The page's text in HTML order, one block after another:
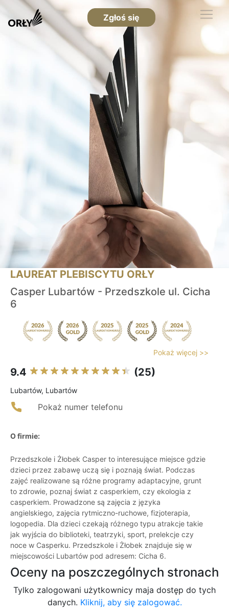
Zgłoś się
LAUREAT PLEBISCYTU ORŁY
Casper Lubartów - Przedszkole ul. Cicha
6
Pokaż więcej >>
9.4 (25)
Lubartów, Lubartów
Pokaż numer telefonu
O firmie:
Przedszkole i Żłobek Casper to interesujące miejsce gdzie
dzieci przez zabawę uczą się i poznają świat. Podczas
zajęć realizowane są różne programy adaptacyjne, grunt
to zdrowie, poznaj świat z casperkiem, czy ekologia z
casperkiem. Prowadzone są zajęcia z języka
angielskiego, zajęcia rytmiczno-ruchowe, fizjoterapia,
logopedia. Dla dzieci czekają różnego typu atrakcje takie
jak wyjścia do biblioteki, teatrzyki, sport, prelekcje czy
noce w Casperku. Przedszkole i Żłobek znajduje się w
miejscowości Lubartów pod adresem: Cicha 6.
Oceny na poszczególnych stronach
Tylko zalogowani użytkownicy maja dostęp do tych
danych. Kliknij, aby się zalogować.